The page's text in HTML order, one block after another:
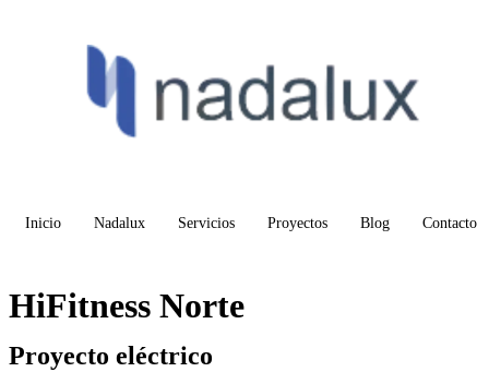
Inicio Nadalux Servicios Proyectos Blog Contacto
HiFitness Norte
Proyecto eléctrico